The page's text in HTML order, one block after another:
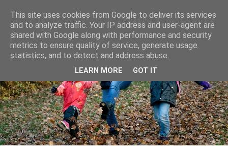
This site uses cookies from Google to deliver its services
and to analyze traffic. Your IP address and user-agent are
shared with Google along with performance and security
metrics to ensure quality of service, generate usage
statistics, and to detect and address abuse.
LEARN MORE GOT IT